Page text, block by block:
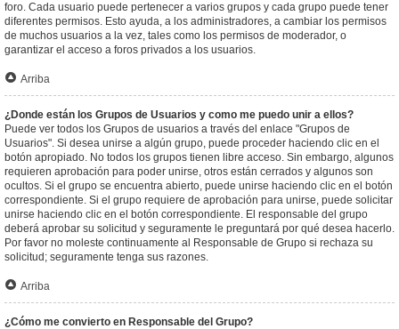
foro. Cada usuario puede pertenecer a varios grupos y cada grupo puede tener
diferentes permisos. Esto ayuda, a los administradores, a cambiar los permisos
de muchos usuarios a la vez, tales como los permisos de moderador, o
garantizar el acceso a foros privados a los usuarios.
Arriba
¿Donde están los Grupos de Usuarios y como me puedo unir a ellos?
Puede ver todos los Grupos de usuarios a través del enlace "Grupos de
Usuarios". Si desea unirse a algún grupo, puede proceder haciendo clic en el
botón apropiado. No todos los grupos tienen libre acceso. Sin embargo, algunos
requieren aprobación para poder unirse, otros están cerrados y algunos son
ocultos. Si el grupo se encuentra abierto, puede unirse haciendo clic en el botón
correspondiente. Si el grupo requiere de aprobación para unirse, puede solicitar
unirse haciendo clic en el botón correspondiente. El responsable del grupo
deberá aprobar su solicitud y seguramente le preguntará por qué desea hacerlo.
Por favor no moleste continuamente al Responsable de Grupo si rechaza su
solicitud; seguramente tenga sus razones.
Arriba
¿Cómo me convierto en Responsable del Grupo?